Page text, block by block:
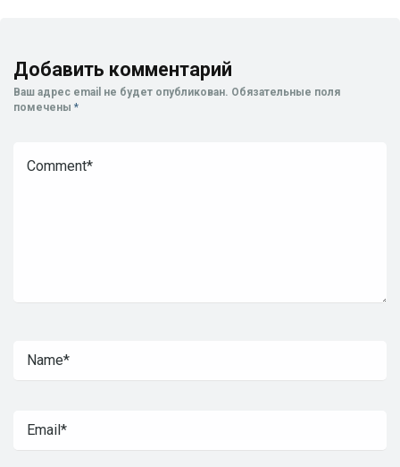
Добавить комментарий
Ваш адрес email не будет опубликован. Обязательные поля
помечены *